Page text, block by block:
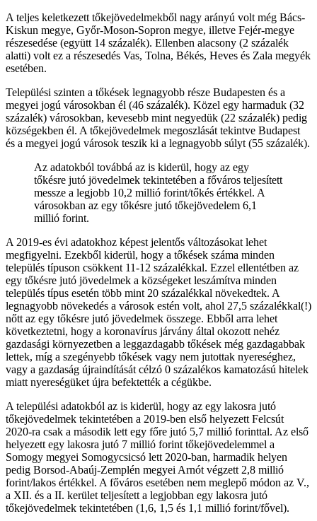
A teljes keletkezett tőkejövedelmekből nagy arányú volt még Bács-
Kiskun megye, Győr-Moson-Sopron megye, illetve Fejér-megye
részesedése (együtt 14 százalék). Ellenben alacsony (2 százalék
alatti) volt ez a részesedés Vas, Tolna, Békés, Heves és Zala megyék
esetében.
Települési szinten a tőkések legnagyobb része Budapesten és a
megyei jogú városokban él (46 százalék). Közel egy harmaduk (32
százalék) városokban, kevesebb mint negyedük (22 százalék) pedig
községekben él. A tőkejövedelmek megoszlását tekintve Budapest
és a megyei jogú városok teszik ki a legnagyobb súlyt (55 százalék).
Az adatokból továbbá az is kiderül, hogy az egy
tőkésre jutó jövedelmek tekintetében a főváros teljesített
messze a legjobb 10,2 millió forint/tőkés értékkel. A
városokban az egy tőkésre jutó tőkejövedelem 6,1
millió forint.
A 2019-es évi adatokhoz képest jelentős változásokat lehet
megfigyelni. Ezekből kiderül, hogy a tőkések száma minden
település típuson csökkent 11-12 százalékkal. Ezzel ellentétben az
egy tőkésre jutó jövedelmek a községeket leszámítva minden
település típus esetén több mint 20 százalékkal növekedtek. A
legnagyobb növekedés a városok estén volt, ahol 27,5 százalékkal(!)
nőtt az egy tőkésre jutó jövedelmek összege. Ebből arra lehet
következtetni, hogy a koronavírus járvány által okozott nehéz
gazdasági környezetben a leggazdagabb tőkések még gazdagabbak
lettek, míg a szegényebb tőkések vagy nem jutottak nyereséghez,
vagy a gazdaság újraindítását célzó 0 százalékos kamatozású hitelek
miatt nyereségüket újra befektették a cégükbe.
A települési adatokból az is kiderül, hogy az egy lakosra jutó
tőkejövedelmek tekintetében a 2019-ben első helyezett Felcsút
2020-ra csak a második lett egy főre jutó 5,7 millió forinttal. Az első
helyezett egy lakosra jutó 7 millió forint tőkejövedelemmel a
Somogy megyei Somogycsicsó lett 2020-ban, harmadik helyen
pedig Borsod-Abaúj-Zemplén megyei Arnót végzett 2,8 millió
forint/lakos értékkel. A főváros esetében nem meglepő módon az V.,
a XII. és a II. kerület teljesített a legjobban egy lakosra jutó
tőkejövedelmek tekintetében (1,6, 1,5 és 1,1 millió forint/fővel).